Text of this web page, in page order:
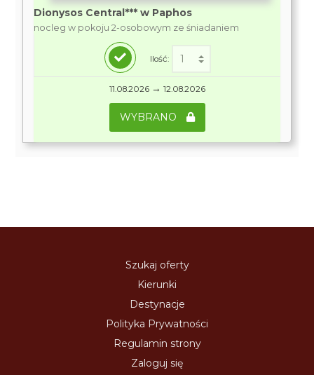
Dionysos Central*** w Paphos
nocleg w pokoju 2-osobowym ze śniadaniem
Ilość:
11.08.2026 → 12.08.2026
WYBRANO
Szukaj oferty
Kierunki
Destynacje
Polityka Prywatności
Regulamin strony
Zaloguj się